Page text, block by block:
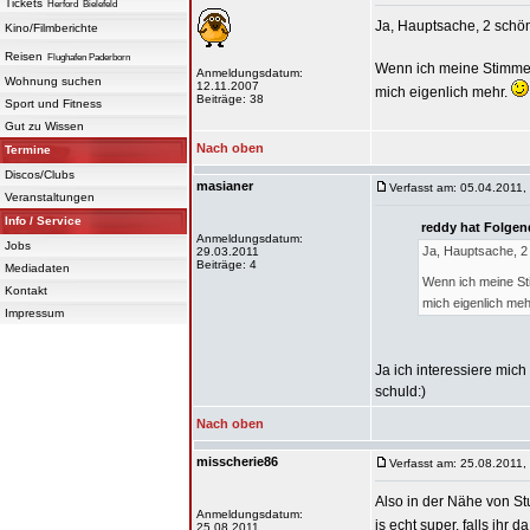
Tickets Herford Bielefeld
Kino/Filmberichte
Reisen Flughafen Paderborn
Wohnung suchen
Sport und Fitness
Gut zu Wissen
Termine
Discos/Clubs
Veranstaltungen
Info / Service
Jobs
Mediadaten
Kontakt
Impressum
Anmeldungsdatum:
12.11.2007
Beiträge: 38
Ja, Hauptsache, 2
Wenn ich meine
mich eigenlich mehr.
Nach oben
masianer
Anmeldungsdatum:
29.03.2011
Beiträge: 4
Verfasst am: 05.04.2011,
reddy hat
Ja, Hauptsache,
Wenn ich meine
mich eigenlich
Ja ich interessiere
schuld:)
Nach oben
misscherie86
Anmeldungsdatum:
25.08.2011
Verfasst am: 25.08.2011,
Also in der Nähe von
is echt super, falls ihr